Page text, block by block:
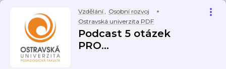
Vzdělání, Osobní rozvoj
Ostravská univerzita PDF
Podcast 5 otázek
PRO...